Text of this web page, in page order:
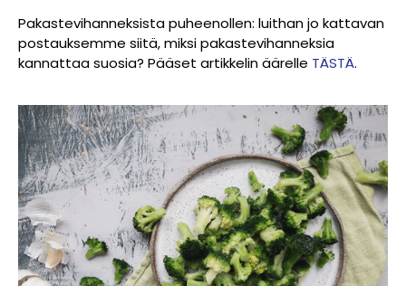
Pakastevihanneksista puheenollen: luithan jo kattavan
postauksemme siitä, miksi pakastevihanneksia
kannattaa suosia? Pääset artikkelin äärelle TÄSTÄ.